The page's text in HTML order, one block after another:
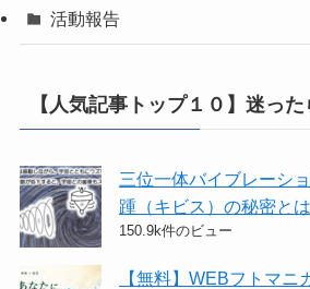
活動報告
【人気記事トップ１０】迷った
三位一体バイブレーシ
踵（キビス）の秘密と
150.9k件のビュー
【無料】WEBフトマニ